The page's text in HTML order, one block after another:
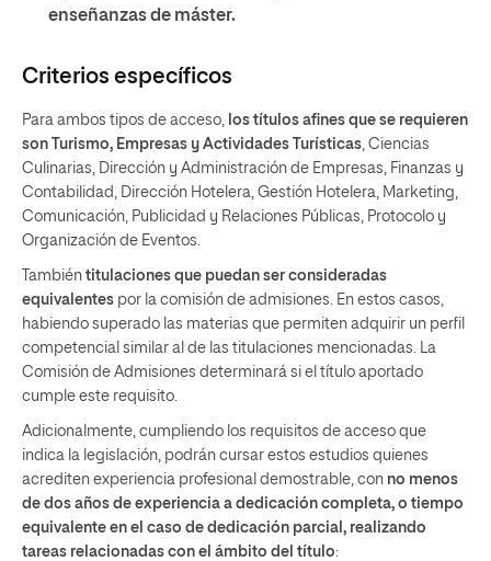
enseñanzas de máster.
Criterios específicos
Para ambos tipos de acceso, los títulos afines que se requieren
son
Turismo, Empresas y Actividades Turísticas, Ciencias
Culinarias, Dirección y Administración de Empresas, Finanzas y
Contabilidad, Dirección Hotelera, Gestión Hotelera, Marketing,
Comunicación, Publicidad y Relaciones Públicas, Protocolo y
Organización de Eventos.
También titulaciones que puedan ser consideradas
equivalentes por la comisión de admisiones. En estos casos,
habiendo superado las materias que permiten adquirir un perfil
competencial similar al de las titulaciones mencionadas. La
Comisión de Admisiones determinará si el título aportado
cumple este requisito.
Adicionalmente, cumpliendo los requisitos de acceso que
indica la legislación, podrán cursar estos estudios quienes
acrediten experiencia profesional demostrable, con no menos
de dos años de experiencia a dedicación completa, o tiempo
equivalente en el caso de dedicación parcial, realizando
tareas relacionadas con el ámbito del título: